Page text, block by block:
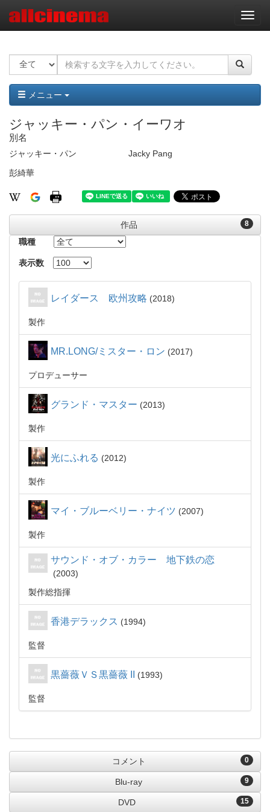
ナ
ビ
ー
ョ
ン
メニュー
ジャッキー・パン・イーワオ
別名
ジャッキー・パン
Jacky Pang
彭綺華
8
作品
職種
表示数
レイダース 欧州攻略 2018
製作
MR.LONG/ミスター・ロン 2017
プロデューサー
グランド・マスター 2013
製作
光にふれる 2012
製作
マイ・ブルーベリー・ナイツ 2007
製作
サウンド・オブ・カラー 地下鉄の恋
2003
製作総指揮
香港デラックス 1994
監督
黒薔薇ＶＳ黒薔薇 II 1993
監督
0
コメント
9
Blu-ray
15
DVD